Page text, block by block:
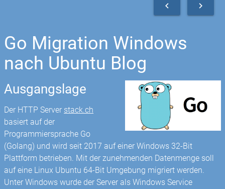
navigate_next
navigate_before
Go Migration Windows
nach Ubuntu Blog
Ausgangslage
Der HTTP Server stack.ch
basiert auf der
Programmiersprache Go
(Golang) und wird seit 2017 auf einer Windows 32-Bit
Plattform betrieben. Mit der zunehmenden Datenmenge soll
auf eine Linux Ubuntu 64-Bit Umgebung migriert werden.
Unter Windows wurde der Server als Windows Service